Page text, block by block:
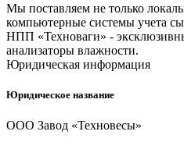
Мы поставляем не только
компьютерные системы учета
НПП «Техноваги» -
анализаторы влажности.
Юридическая информация
Юридическое название
ООО Завод «Техновесы»